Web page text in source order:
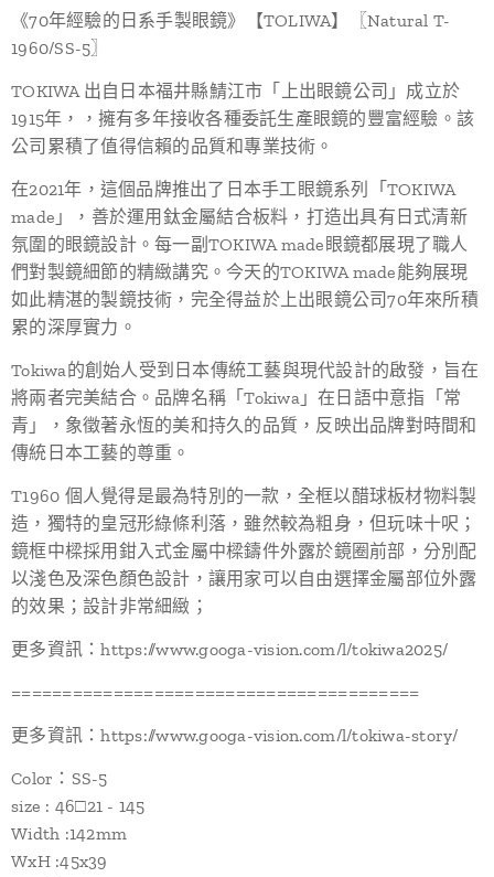
《70年經驗的日系手製眼鏡》【TOLIWA】〖Natural T-
1960/SS-5〗
TOKIWA 出自日本福井縣鯖江市「上出眼鏡公司」成立於
1915年，，擁有多年接收各種委託生產眼鏡的豐富經驗。該
公司累積了值得信賴的品質和專業技術。
在2021年，這個品牌推出了日本手工眼鏡系列「TOKIWA
made」，善於運用鈦金屬結合板料，打造出具有日式清新
氛圍的眼鏡設計。每一副TOKIWA made眼鏡都展現了職人
們對製鏡細節的精緻講究。今天的TOKIWA made能夠展現
如此精湛的製鏡技術，完全得益於上出眼鏡公司70年來所積
累的深厚實力。
Tokiwa的創始人受到日本傳統工藝與現代設計的啟發，旨在
將兩者完美結合。品牌名稱「Tokiwa」在日語中意指「常
青」，象徵著永恆的美和持久的品質，反映出品牌對時間和
傳統日本工藝的尊重。
T1960 個人覺得是最為特別的一款，全框以醋球板材物料製
造，獨特的皇冠形綠條利落，雖然較為粗身，但玩味十呎；
鏡框中樑採用鉗入式金屬中樑鑄件外露於鏡圈前部，分別配
以淺色及深色顏色設計，讓用家可以自由選擇金屬部位外露
的效果；設計非常細緻；
更多資訊：https://www.googa-vision.com/l/tokiwa2025/
========================================
更多資訊：https://www.googa-vision.com/l/tokiwa-story/
Color：SS-5
size : 46□21 - 145
Width :142mm
WxH :45x39